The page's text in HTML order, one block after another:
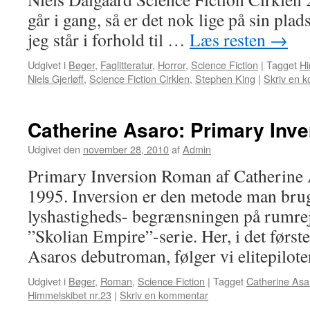
går i gang, så er det nok lige på sin
jeg står i forhold til … Læs resten →
Udgivet i Bøger, Faglitteratur, Horror, Science Fiction | Tagget
Niels Gjerløff, Science Fiction Cirklen, Stephen King | Skriv en
Catherine Asaro: Primary
Udgivet den november 28, 2010afAdmin
Primary Inversion Roman af
1995. Inversion er den metode man
lyshastigheds- begrænsningen på
”Skolian Empire”-serie. Her, i det
Asaros debutroman, følger vi
Udgivet i Bøger, Roman, Science Fiction | TaggetCatherine
Himmelskibet nr.23 | Skriv en kommentar